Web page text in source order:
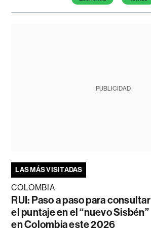
PUBLICIDAD
LAS MÁS VISITADAS
COLOMBIA
RUI: Paso a paso para consultar
el puntaje en el “nuevo Sisbén”
en Colombia este 2026